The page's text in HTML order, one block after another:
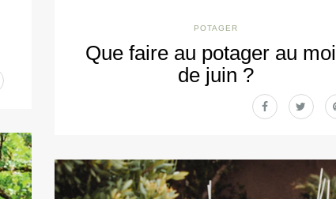
POTAGER
Que faire au potager au
de juin ?